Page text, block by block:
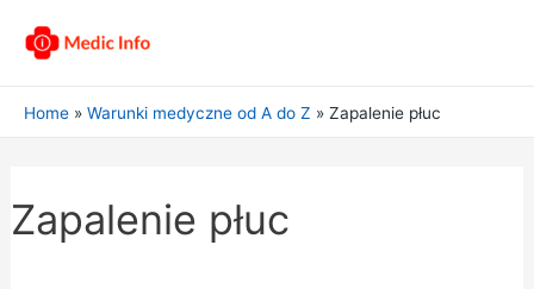
Home Warunki medyczne od A do Z Zapalenie płuc
Zapalenie płuc